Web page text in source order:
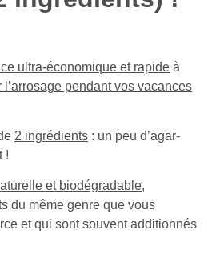
ultra-économique et rapide à
pendant vos vacances
2 ingrédients : un peu d’agar-
!
et biodégradable,
du même genre que vous
et qui sont souvent additionnés